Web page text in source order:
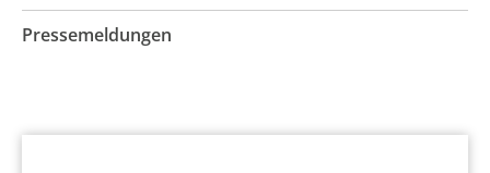
Pressemeldungen